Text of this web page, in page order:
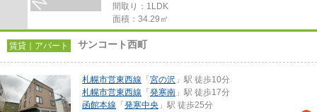
間取り：1LDK
面積：34.29㎡
賃貸｜アパート サンコート西町
札幌市営東西線 「 宮の沢 」駅 徒歩10分
札幌市営東西線 「 発寒南 」駅 徒歩17分
函館本線 「 発寒中央 」駅 徒歩25分